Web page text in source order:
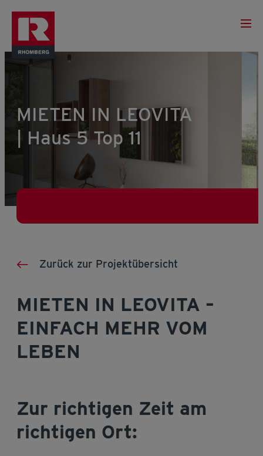
MIETEN IN LEOVITA
| Haus 5 Top 11
Zurück zur Projektübersicht
MIETEN IN LEOVITA –
EINFACH MEHR VOM
LEBEN
Zur richtigen Zeit am
richtigen Ort: